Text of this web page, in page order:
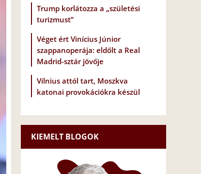
Trump korlátozza a „születési
turizmust”
Véget ért Vinícius Júnior
szappanoperája: eldőlt a Real
Madrid-sztár jövője
Vilnius attól tart, Moszkva
katonai provokációkra készül
KIEMELT BLOGOK